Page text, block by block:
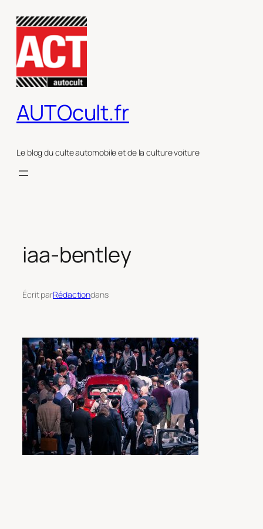
contenu
AUTOcult.fr
Le blog du culte automobile et de la culture voiture
iaa-bentley
Écrit parRédactiondans